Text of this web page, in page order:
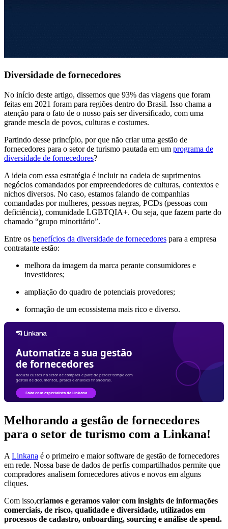
Diversidade de fornecedores
No início deste artigo, dissemos que 93% das viagens que foram
feitas em 2021 foram para regiões dentro do Brasil. Isso chama a
atenção para o fato de o nosso país ser diversificado, com uma
grande mescla de povos, culturas e costumes.
Partindo desse princípio, por que não criar uma gestão de
fornecedores para o setor de turismo pautada em um programa de
diversidade de fornecedores?
A ideia com essa estratégia é incluir na cadeia de suprimentos
negócios comandados por empreendedores de culturas, contextos e
nichos diversos. No caso, estamos falando de companhias
comandadas por mulheres, pessoas negras, PCDs (pessoas com
deficiência), comunidade LGBTQIA+. Ou seja, que fazem parte do
chamado “grupo minoritário”.
Entre os benefícios da diversidade de fornecedores para a empresa
contratante estão:
melhora da imagem da marca perante consumidores e
investidores;
ampliação do quadro de potenciais provedores;
formação de um ecossistema mais rico e diverso.
Melhorando a gestão de fornecedores
para o setor de turismo com a Linkana!
A Linkana é o primeiro e maior software de gestão de fornecedores
em rede. Nossa base de dados de perfis compartilhados permite que
compradores analisem fornecedores ativos e novos em alguns
cliques.
Com isso,criamos e geramos valor com insights de informações
comerciais, de risco, qualidade e diversidade, utilizados em
processos de cadastro, onboarding, sourcing e análise de spend.